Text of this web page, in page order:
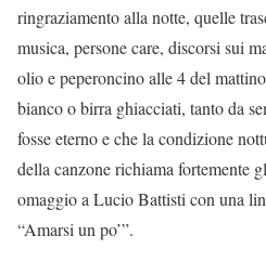
ringraziamento alla notte, quelle
musica, persone care, discorsi sui
olio e peperoncino alle 4 del
bianco o birra ghiacciati, tanto da
fosse eterno e che la condizione
della canzone richiama fortemente
omaggio a Lucio Battisti con una
“Amarsi un po’”.